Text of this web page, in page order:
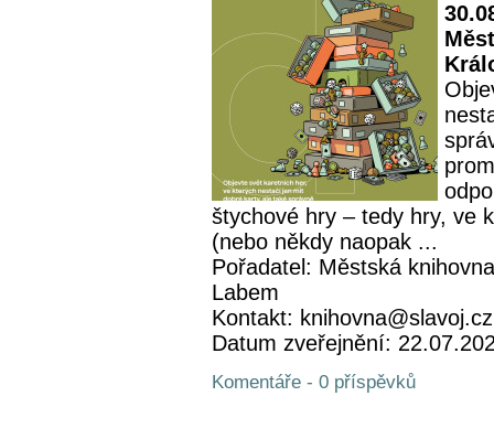
štychové hry – tedy hry, ve
(nebo někdy naopak ...
Pořadatel: Městská
Labem
Kontakt: knihovna@slavoj.cz
Datum zveřejnění:
Komentáře - 0 příspěvků